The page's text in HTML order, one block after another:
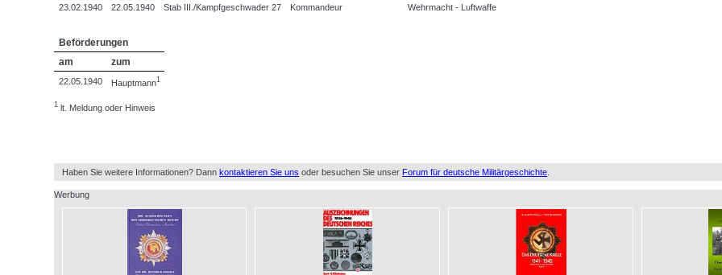
23.02.1940
22.05.1940 Stab III./Kampfgeschwader 27 Kommandeur Wehrmacht - Luftwaffe
Beförderungen
am
zum
22.05.1940 Hauptmann1
1 lt. Meldung oder Hinweis
Haben Sie weitere Informationen? Dann kontaktieren Sie uns oder besuchen Sie unser Forum für deutsche Militärgeschichte.
Werbung